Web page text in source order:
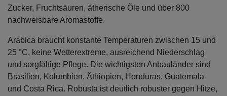
Zucker, Fruchtsäuren, ätherische Öle und über 800
nachweisbare Aromastoffe.
Arabica braucht konstante Temperaturen zwischen 15 und
25 °C, keine Wetterextreme, ausreichend Niederschlag
und sorgfältige Pflege. Die wichtigsten Anbauländer sind
Brasilien, Kolumbien, Äthiopien, Honduras, Guatemala
und Costa Rica. Robusta ist deutlich robuster gegen Hitze,